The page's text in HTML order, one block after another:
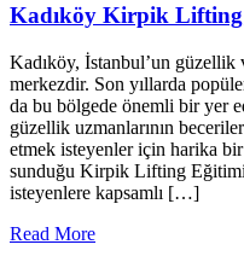
Kadıköy Kirpik
Kadıköy, İstanbul’un güzellik
merkezdir. Son yıllarda
da bu bölgede önemli bir yer
güzellik uzmanlarının
etmek isteyenler için harika bir
sunduğu Kirpik Lifting Eğitimi
isteyenlere kapsamlı […]
Read More